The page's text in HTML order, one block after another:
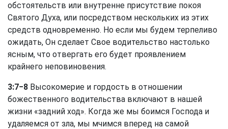
обстоятельств или внутренне присутствие покоя
Святого Духа, или посредством нескольких из этих
средств одновременно. Но если мы будем терпеливо
ожидать, Он сделает Свое водительство настолько
ясным, что отвергать его будет проявлением
крайнего неповиновения.
3:7−8 Высокомерие и гордость в отношении
божественного водительства включают в нашей
жизни «задний ход». Когда же мы боимся Господа и
удаляемся от зла, мы мчимся вперед на самой